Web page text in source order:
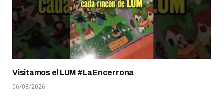
Visitamos el LUM #LaEncerrona
06/08/2026